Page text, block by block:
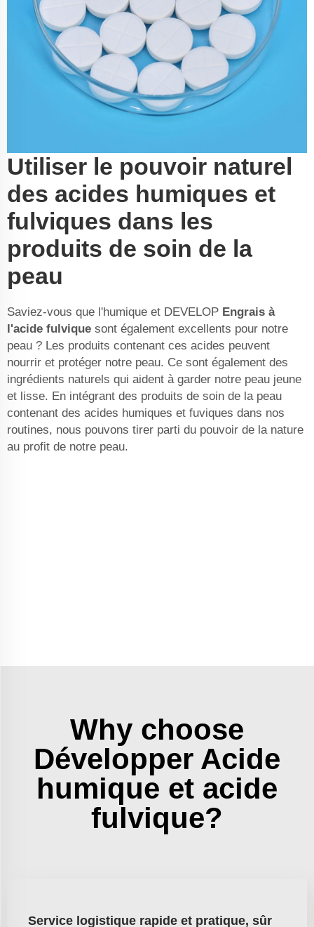
Utiliser le pouvoir naturel
des acides humiques et
fulviques dans les
produits de soin de la
peau
Saviez-vous que l'humique et DEVELOP Engrais à
l'acide fulvique sont également excellents pour notre
peau ? Les produits contenant ces acides peuvent
nourrir et protéger notre peau. Ce sont également des
ingrédients naturels qui aident à garder notre peau jeune
et lisse. En intégrant des produits de soin de la peau
contenant des acides humiques et fuviques dans nos
routines, nous pouvons tirer parti du pouvoir de la nature
au profit de notre peau.
Why choose
Développer Acide
humique et acide
fulvique?
Service logistique rapide et pratique, sûr